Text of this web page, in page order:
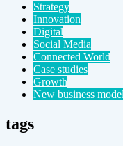
Strategy
Innovation
Digital
Social Media
Connected World
Case studies
Growth
New business
tags